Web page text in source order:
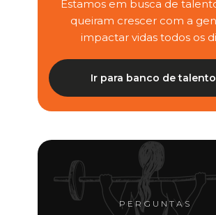
Estamos em busca de
queiram crescer com a
impactar vidas todos os
Ir para banco de
PERGUNTAS